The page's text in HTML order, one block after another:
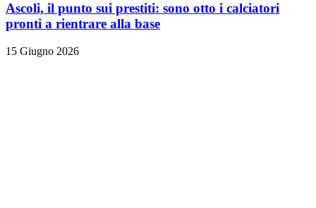
Ascoli, il punto sui prestiti: sono otto i calciatori
pronti a rientrare alla base
15 Giugno 2026